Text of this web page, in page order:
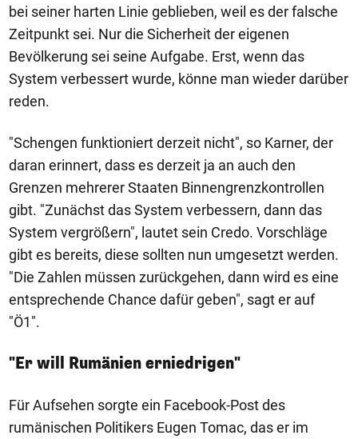
bei seiner harten Linie geblieben, weil es der falsche
Zeitpunkt sei. Nur die Sicherheit der eigenen
Bevölkerung sei seine Aufgabe. Erst, wenn das
System verbessert wurde, könne man wieder darüber
reden.
"Schengen funktioniert derzeit nicht", so Karner, der
daran erinnert, dass es derzeit ja an auch den
Grenzen mehrerer Staaten Binnengrenzkontrollen
gibt. "Zunächst das System verbessern, dann das
System vergrößern", lautet sein Credo. Vorschläge
gibt es bereits, diese sollten nun umgesetzt werden.
"Die Zahlen müssen zurückgehen, dann wird es eine
entsprechende Chance dafür geben", sagt er auf
"Ö1".
"Er will Rumänien erniedrigen"
Für Aufsehen sorgte ein Facebook-Post des
rumänischen Politikers Eugen Tomac, das er im